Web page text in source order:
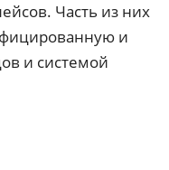
Часть из них
и
и системой